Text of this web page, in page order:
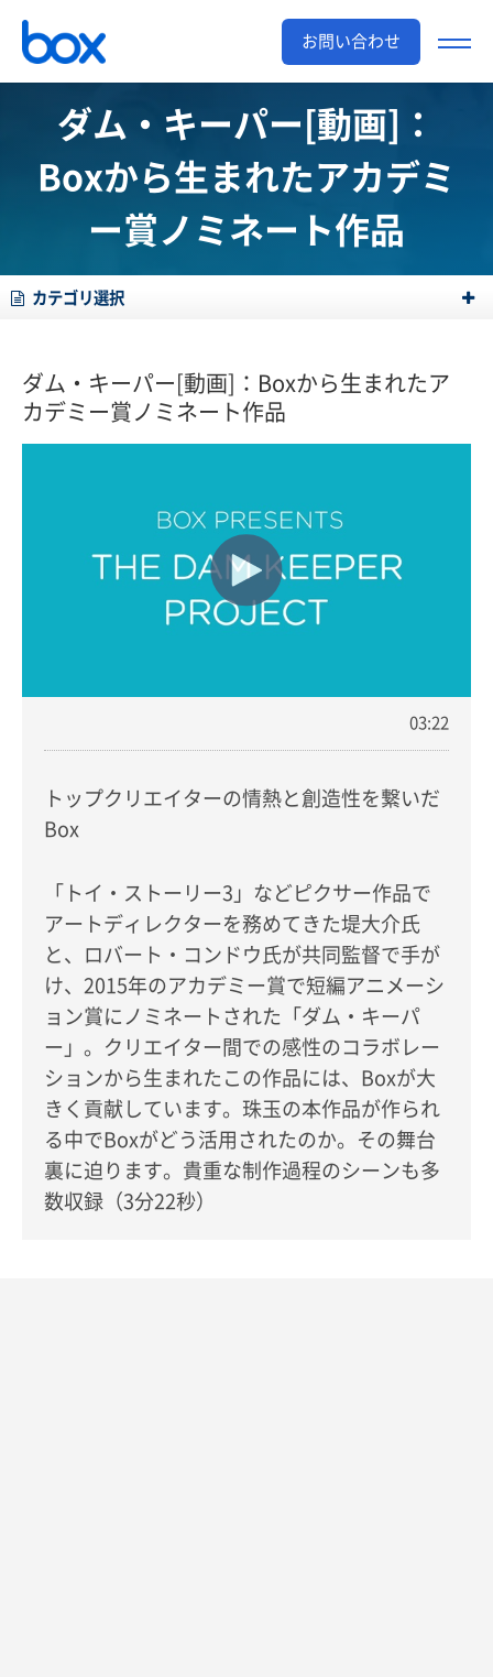
お問い合わせ
ダム・キーパー[動画]：
Boxから生まれたアカデミ
ー賞ノミネート作品
カテゴリ選択
ダム・キーパー[動画]：Boxから生まれたア
カデミー賞ノミネート作品
03:22
トップクリエイターの情熱と創造性を繋いだ
Box
「トイ・ストーリー3」などピクサー作品で
アートディレクターを務めてきた堤大介氏
と、ロバート・コンドウ氏が共同監督で手が
け、2015年のアカデミー賞で短編アニメーシ
ョン賞にノミネートされた「ダム・キーパ
ー」。クリエイター間での感性のコラボレー
ションから生まれたこの作品には、Boxが大
きく貢献しています。珠玉の本作品が作られ
る中でBoxがどう活用されたのか。その舞台
裏に迫ります。貴重な制作過程のシーンも多
数収録（3分22秒）